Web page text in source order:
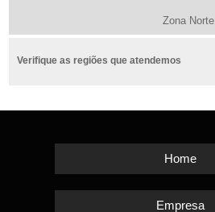
Zona Norte
Verifique as regiões que atendemos
Home
Empresa